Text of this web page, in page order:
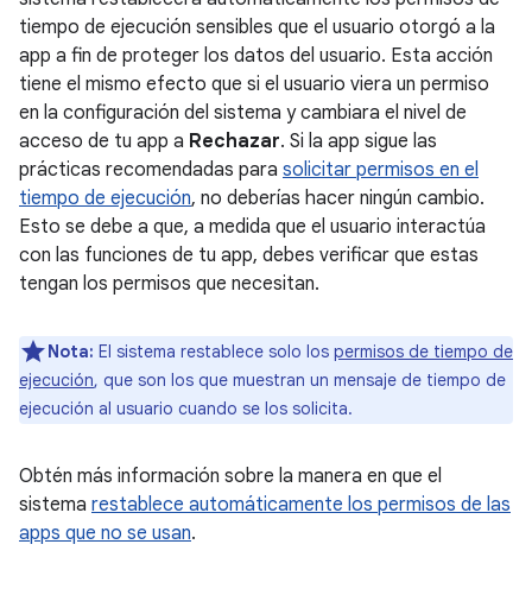
tiempo de ejecución sensibles que el usuario otorgó a la
app a fin de proteger los datos del usuario. Esta acción
tiene el mismo efecto que si el usuario viera un permiso
en la configuración del sistema y cambiara el nivel de
acceso de tu app a Rechazar. Si la app sigue las
prácticas recomendadas para solicitar permisos en el
tiempo de ejecución, no deberías hacer ningún cambio.
Esto se debe a que, a medida que el usuario interactúa
con las funciones de tu app, debes verificar que estas
tengan los permisos que necesitan.
Nota: El sistema restablece solo los permisos de tiempo de
ejecución, que son los que muestran un mensaje de tiempo de
ejecución al usuario cuando se los solicita.
Obtén más información sobre la manera en que el
sistema restablece automáticamente los permisos de las
apps que no se usan.